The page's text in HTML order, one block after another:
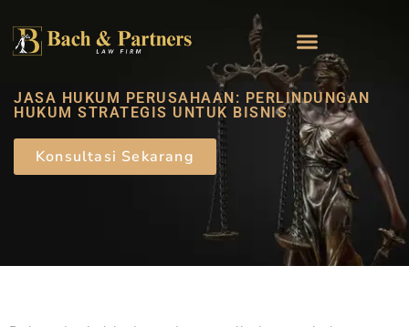
JASA HUKUM PERUSAHAAN: PERLINDUNGAN
HUKUM STRATEGIS UNTUK BISNIS
Konsultasi Sekarang